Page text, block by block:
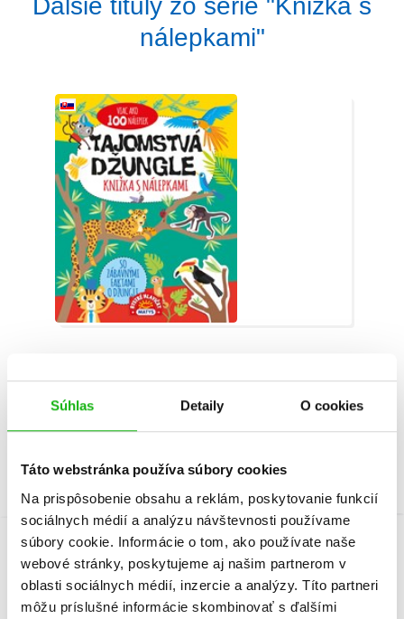
Súhlas Detaily O cookies
Táto webstránka používa súbory cookies
Na prispôsobenie obsahu a reklám, poskytovanie funkcií
sociálnych médií a analýzu návštevnosti používame
súbory cookie. Informácie o tom, ako používate naše
webové stránky, poskytujeme aj našim partnerom v
oblasti sociálnych médií, inzercie a analýzy. Títo partneri
môžu príslušné informácie skombinovať s ďalšími
nálepkami"
Lisa Reganová
Informácie